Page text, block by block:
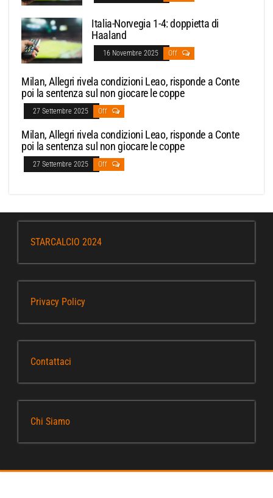
Italia-Norvegia 1-4: doppietta di
Haaland
16 Novembre 2025 Off
Milan, Allegri rivela condizioni Leao, risponde a Conte
poi la sentenza sul non giocare le coppe
27 Settembre 2025 Off
Milan, Allegri rivela condizioni Leao, risponde a Conte
poi la sentenza sul non giocare le coppe
27 Settembre 2025 Off
STARCALCIO 2024
Privacy Policy
Contattaci
Chi Siamo